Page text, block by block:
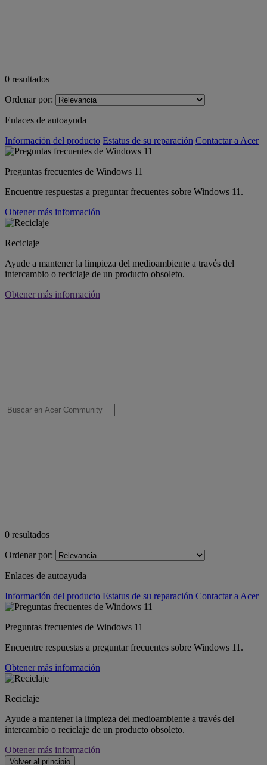
0 resultados
Ordenar por:
Enlaces de autoayuda
Información del producto Estatus de su reparación Contactar a Acer
Preguntas frecuentes de Windows 11
Encuentre respuestas a preguntar frecuentes sobre Windows 11.
Obtener más información
Reciclaje
Ayude a mantener la limpieza del medioambiente a través del
intercambio o reciclaje de un producto obsoleto.
Obtener más información
0 resultados
Ordenar por:
Enlaces de autoayuda
Información del producto Estatus de su reparación Contactar a Acer
Preguntas frecuentes de Windows 11
Encuentre respuestas a preguntar frecuentes sobre Windows 11.
Obtener más información
Reciclaje
Ayude a mantener la limpieza del medioambiente a través del
intercambio o reciclaje de un producto obsoleto.
Obtener más información
Volver al principio